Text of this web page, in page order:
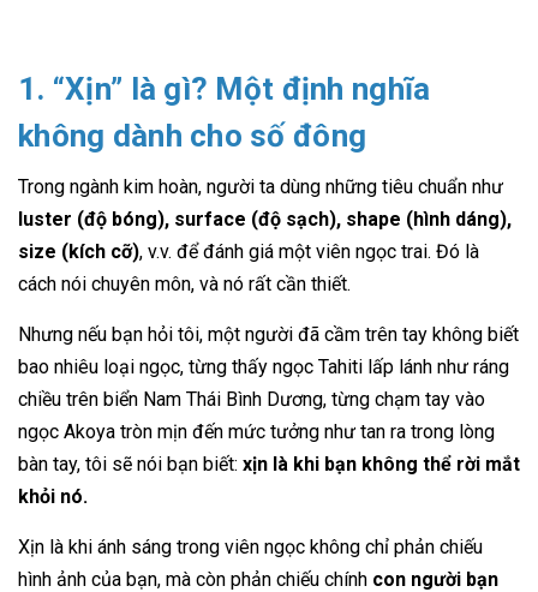
1. “Xịn” là gì? Một định nghĩa
không dành cho số đông
Trong ngành kim hoàn, người ta dùng những tiêu chuẩn như
luster (độ bóng), surface (độ sạch), shape (hình dáng),
size (kích cỡ), v.v. để đánh giá một viên ngọc trai. Đó là
cách nói chuyên môn, và nó rất cần thiết.
Nhưng nếu bạn hỏi tôi, một người đã cầm trên tay không biết
bao nhiêu loại ngọc, từng thấy ngọc Tahiti lấp lánh như ráng
chiều trên biển Nam Thái Bình Dương, từng chạm tay vào
ngọc Akoya tròn mịn đến mức tưởng như tan ra trong lòng
bàn tay, tôi sẽ nói bạn biết: xịn là khi bạn không thể rời mắt
khỏi nó.
Xịn là khi ánh sáng trong viên ngọc không chỉ phản chiếu
hình ảnh của bạn, mà còn phản chiếu chính con người bạn